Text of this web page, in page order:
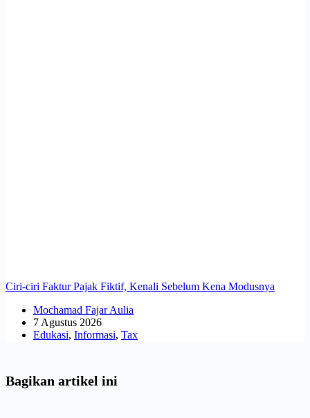
Ciri-ciri Faktur Pajak Fiktif, Kenali Sebelum Kena Modusnya
Mochamad Fajar Aulia
7 Agustus 2026
Edukasi, Informasi, Tax
Bagikan artikel ini